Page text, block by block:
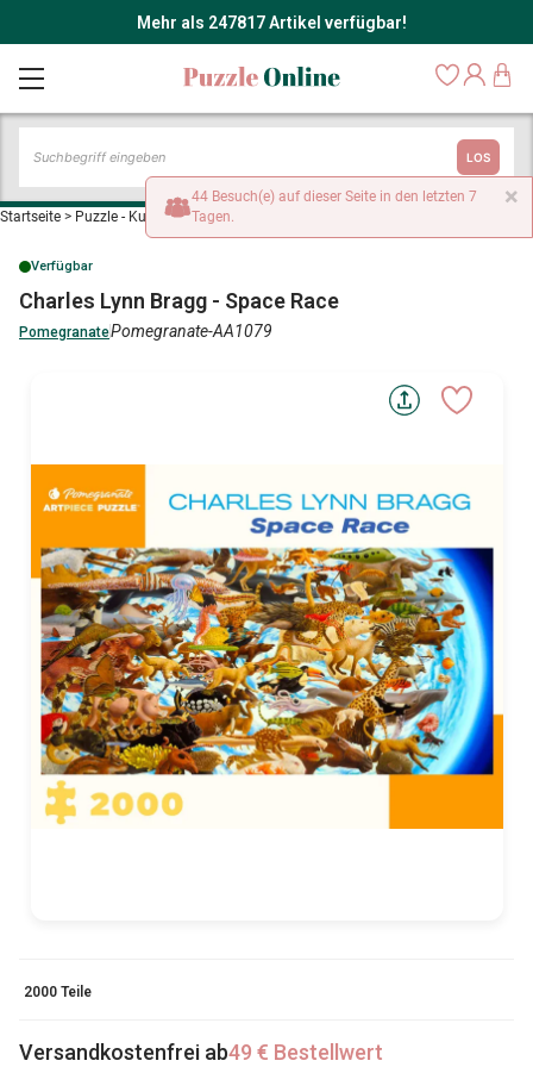
Mehr als 247817 Artikel verfügbar!
LOS
Startseite > Puzzle - Kunst >Charles Lynn Bragg - Space Race
Verfügbar
Charles Lynn Bragg - Space Race
PomegranatePomegranate-AA1079
2000 Teile
Versandkostenfrei ab49 € Bestellwert
×
44 Besuch(e) auf dieser Seite in den letzten 7
Tagen.